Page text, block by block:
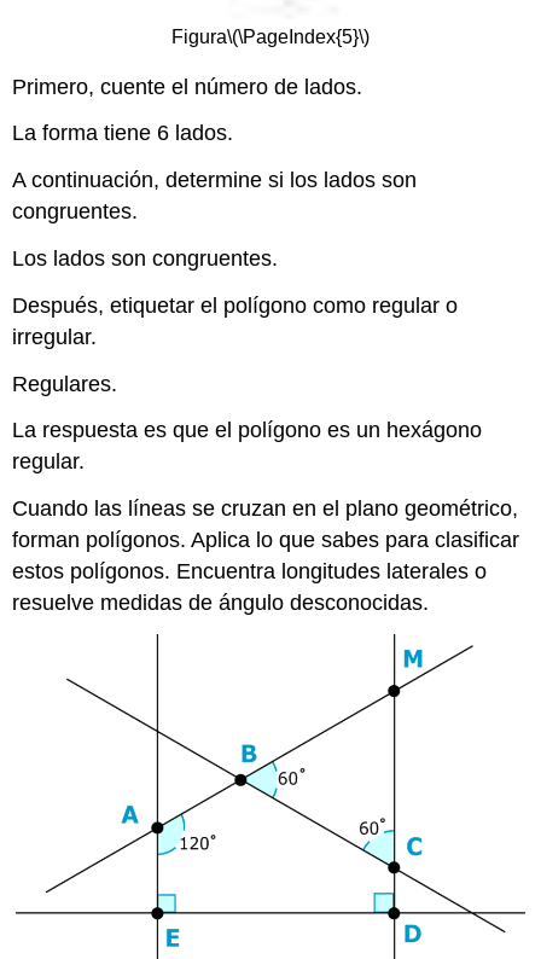
Figura\(\PageIndex{5}\)
Primero, cuente el número de lados.
La forma tiene 6 lados.
A continuación, determine si los lados son
congruentes.
Los lados son congruentes.
Después, etiquetar el polígono como regular o
irregular.
Regulares.
La respuesta es que el polígono es un hexágono
regular.
Cuando las líneas se cruzan en el plano geométrico,
forman polígonos. Aplica lo que sabes para clasificar
estos polígonos. Encuentra longitudes laterales o
resuelve medidas de ángulo desconocidas.